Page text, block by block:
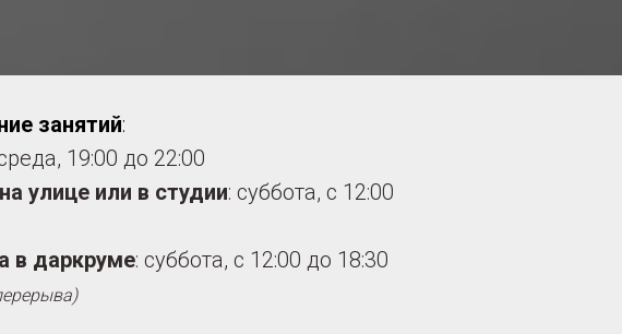
занятий:
19:00 до 22:00
улице или в студии: суббота, с 12:00
в даркруме: суббота, с 12:00 до 18:30